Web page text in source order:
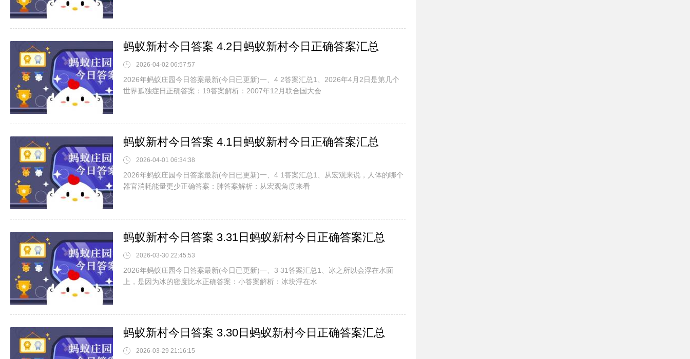
蚂蚁新村今日答案 4.2日蚂蚁新村今日正确答案汇总
2026-04-02 06:57:57
2026年蚂蚁庄园今日答案最新(今日已更新)一、4 2答案汇总1、2026年4月2日是第几个
世界孤独症日正确答案：19答案解析：2007年12月联合国大会
蚂蚁新村今日答案 4.1日蚂蚁新村今日正确答案汇总
2026-04-01 06:34:38
2026年蚂蚁庄园今日答案最新(今日已更新)一、4 1答案汇总1、从宏观来说，人体的哪个
器官消耗能量更少正确答案：肺答案解析：从宏观角度来看
蚂蚁新村今日答案 3.31日蚂蚁新村今日正确答案汇总
2026-03-30 22:45:53
2026年蚂蚁庄园今日答案最新(今日已更新)一、3 31答案汇总1、冰之所以会浮在水面
上，是因为冰的密度比水正确答案：小答案解析：冰块浮在水
蚂蚁新村今日答案 3.30日蚂蚁新村今日正确答案汇总
2026-03-29 21:16:15